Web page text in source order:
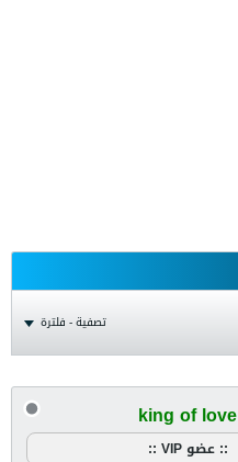
تصفية - فلترة
king of love
:: عضو VIP ::